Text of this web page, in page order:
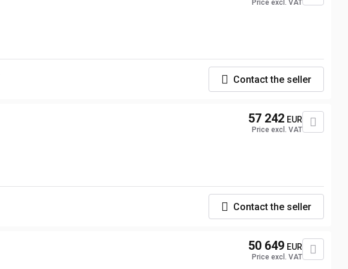
Price excl. VAT
Contact the seller
57 242 EUR
Price excl. VAT
Contact the seller
50 649 EUR
Price excl. VAT